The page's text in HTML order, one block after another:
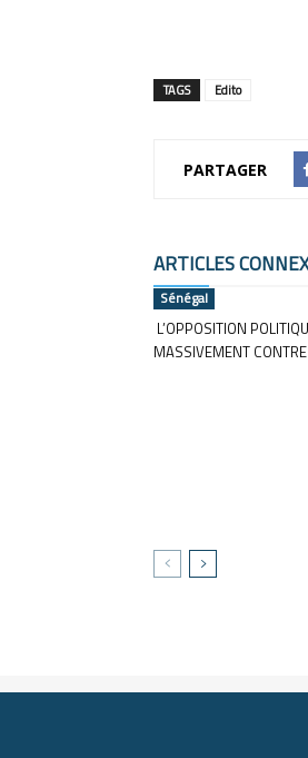
TAGS Edito
PARTAGER
ARTICLES
Sénégal
L’OPPOSITION
MASSIVEMENT